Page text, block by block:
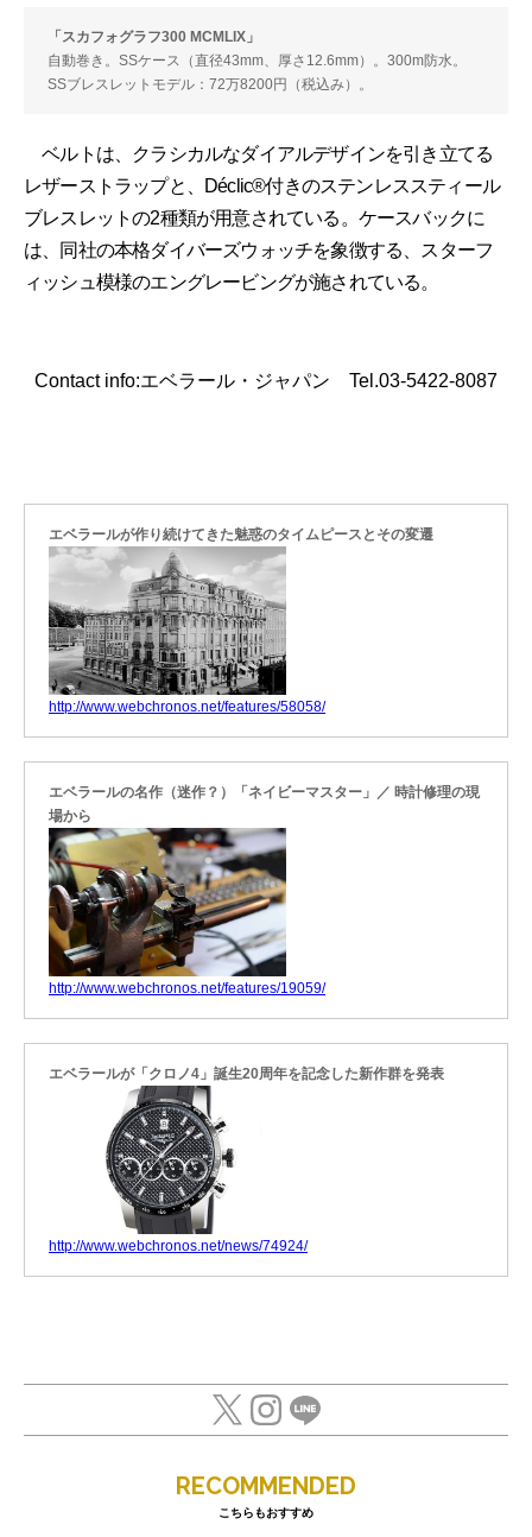
「スカフォグラフ300 MCMLIX」
自動巻き。SSケース（直径43mm、厚さ12.6mm）。300m防水。
SSブレスレットモデル：72万8200円（税込み）。
ベルトは、クラシカルなダイアルデザインを引き立てる
レザーストラップと、Déclic®付きのステンレススティール
ブレスレットの2種類が用意されている。ケースバックに
は、同社の本格ダイバーズウォッチを象徴する、スターフ
ィッシュ模様のエングレービングが施されている。
Contact info:エベラール・ジャパン Tel.03-5422-8087
エベラールが作り続けてきた魅惑のタイムピースとその変遷
http://www.webchronos.net/features/58058/
エベラールの名作（迷作？）「ネイビーマスター」／ 時計修理の現
場から
http://www.webchronos.net/features/19059/
エベラールが「クロノ4」誕生20周年を記念した新作群を発表
http://www.webchronos.net/news/74924/
RECOMMENDED
こちらもおすすめ